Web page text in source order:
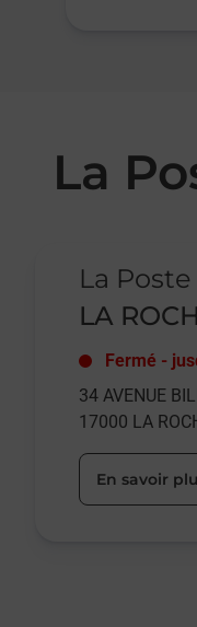
La
La Poste
LA
Fermé -
34 AVENUE
17000 LA
En savoir